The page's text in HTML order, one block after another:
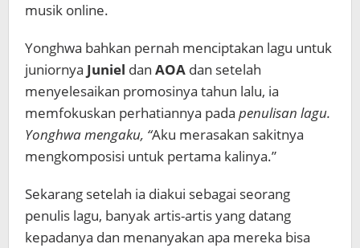
musik online.
Yonghwa bahkan pernah menciptakan lagu untuk
juniornya Juniel dan AOA dan setelah
menyelesaikan promosinya tahun lalu, ia
memfokuskan perhatiannya pada penulisan lagu.
Yonghwa mengaku, “Aku merasakan sakitnya
mengkomposisi untuk pertama kalinya.”
Sekarang setelah ia diakui sebagai seorang
penulis lagu, banyak artis-artis yang datang
kepadanya dan menanyakan apa mereka bisa